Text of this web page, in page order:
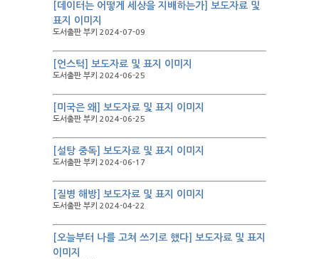
[데이터는 어떻게 세상을 지배하는가] 보도자료 및
표지 이미지
도서출판 부키 2024-07-09
[언스턱] 보도자료 및 표지 이미지
도서출판 부키 2024-06-25
[미국은 왜] 보도자료 및 표지 이미지
도서출판 부키 2024-06-25
[설탕 중독] 보도자료 및 표지 이미지
도서출판 부키 2024-06-17
[질병 해방] 보도자료 및 표지 이미지
도서출판 부키 2024-04-22
[오늘부터 나를 고쳐 쓰기로 했다] 보도자료 및 표지
이미지